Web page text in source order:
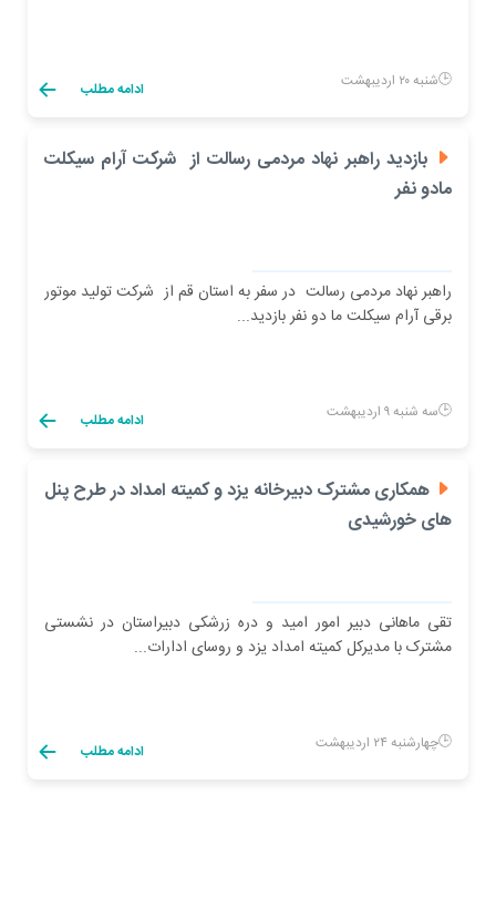
شنبه ۲۰ اردیبهشت ادامه مطلب
بازدید راهبر نهاد مردمی رسالت از شرکت آرام سیکلت
مادو نفر
راهبر نهاد مردمی رسالت در سفر به استان قم از شرکت تولید موتور
برقی آرام سیکلت ما دو نفر بازدید...
سه شنبه ۹ اردیبهشت ادامه مطلب
همکاری مشترک دبیرخانه یزد و کمیته امداد در طرح پنل
های خورشیدی
تقی ماهانی دبیر امور امید و دره زرشکی دبیراستان در نشستی
مشترک با مدیرکل کمیته امداد یزد و روسای ادارات...
چهارشنبه ۲۴ اردیبهشت ادامه مطلب